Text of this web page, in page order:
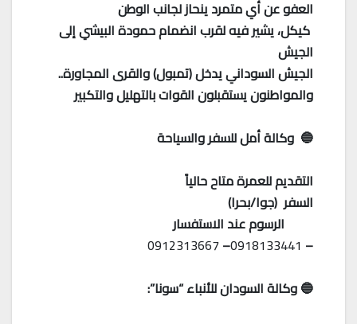
العفو عن أي متمرد ينحاز لجانب الوطن
كيكل، يشير فيه لقرب انضمام حمودة البيشي إلى
الجيش
الجيش السوداني يدخل (تمبول) والقرى المجاورة..
والمواطنون يستقبلون القوات بالتهليل والتكبير
🔵 وكالة أمل للسفر والسياحة
التقديم للعمرة متاح حالياً
السفر (جوا/بحرا)
الرسوم عند الاستفسار
–
0918133441
–
0912313667
🔵 وكالة السودان للأنباء “سونا”: